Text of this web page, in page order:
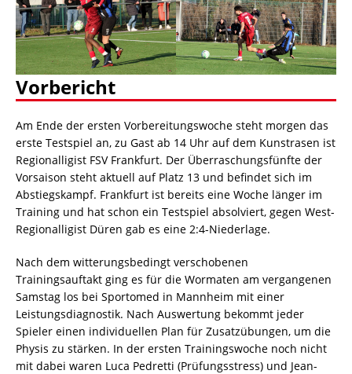
Vorbericht
Am Ende der ersten Vorbereitungswoche steht morgen das
erste Testspiel an, zu Gast ab 14 Uhr auf dem Kunstrasen ist
Regionalligist FSV Frankfurt. Der Überraschungsfünfte der
Vorsaison steht aktuell auf Platz 13 und befindet sich im
Abstiegskampf. Frankfurt ist bereits eine Woche länger im
Training und hat schon ein Testspiel absolviert, gegen West-
Regionalligist Düren gab es eine 2:4-Niederlage.
Nach dem witterungsbedingt verschobenen
Trainingsauftakt ging es für die Wormaten am vergangenen
Samstag los bei Sportomed in Mannheim mit einer
Leistungsdiagnostik. Nach Auswertung bekommt jeder
Spieler einen individuellen Plan für Zusatzübungen, um die
Physis zu stärken. In der ersten Trainingswoche noch nicht
mit dabei waren Luca Pedretti (Prüfungsstress) und Jean-